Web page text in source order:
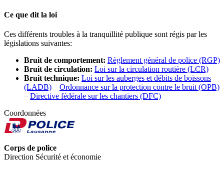
Ce que dit la loi
Ces différents troubles à la tranquillité publique sont régis par les
législations suivantes:
Bruit de comportement: Règlement général de police (RGP)
Bruit de circulation: Loi sur la circulation routière (LCR)
Bruit technique: Loi sur les auberges et débits de boissons
(LADB) – Ordonnance sur la protection contre le bruit (OPB)
– Directive fédérale sur les chantiers (DFC)
Coordonnées
Corps de police
Direction Sécurité et économie